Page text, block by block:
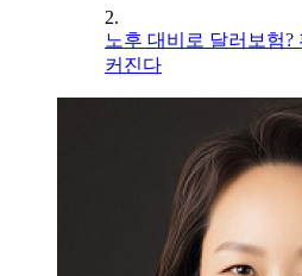
2.
노후 대비로 달러보험
커진다